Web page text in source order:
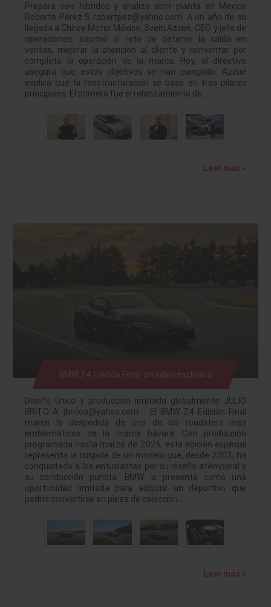
Prepara seis híbridos y analiza abrir planta en México
Roberto Pérez S robertpez@yahoo.com. A un año de su
llegada a Chirey Motor México, Svein Azcué, CEO y jefe de
operaciones, asumió el reto de detener la caída en
ventas, mejorar la atención al cliente y reinventar por
completo la operación de la marca. Hoy, el directivo
asegura que estos objetivos se han cumplido. Azcué
explica que la reestructuración se basó en tres pilares
principales. El primero fue el relanzamiento de…
Leer más »
BMW Z4 Edición Final: un adiós exclusivo
Diseño único y producción limitada globalmente JULIO
BRITO A. jbritoa@yahoo.com El BMW Z4 Edición Final
marca la despedida de uno de los roadsters más
emblemáticos de la marca bávara. Con producción
programada hasta marzo de 2026, esta edición especial
representa la cúspide de un modelo que, desde 2002, ha
conquistado a los entusiastas por su diseño atemporal y
su conducción purista. BMW lo presenta como una
oportunidad limitada para adquirir un deportivo que
podría convertirse en pieza de colección.…
Leer más »